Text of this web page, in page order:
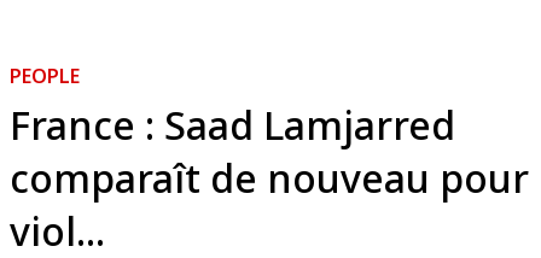
PEOPLE
France : Saad Lamjarred
comparaît de nouveau pour
viol...